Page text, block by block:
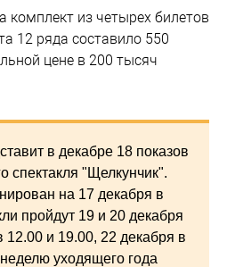
комплект из четырех билетов
12 ряда составило 550
цене в 200 тысяч
в декабре 18 показов
спектакля "Щелкунчик".
на 17 декабря в
пройдут 19 и 20 декабря
12.00 и 19.00, 22 декабря в
уходящего года